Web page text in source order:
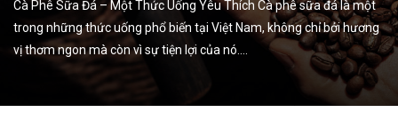
Cà Phê Sữa Đá – Một Thức Uống Yêu Thích Cà phê sữa đá là một
trong những thức uống phổ biến tại Việt Nam, không chỉ bởi hương
vị thơm ngon mà còn vì sự tiện lợi của nó.…